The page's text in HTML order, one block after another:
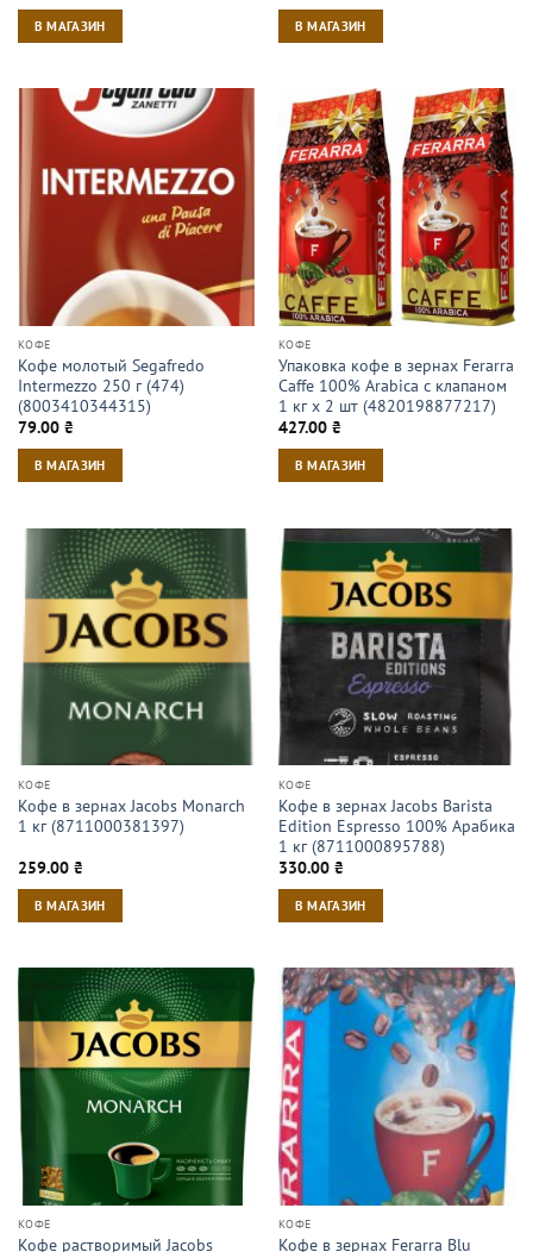
В МАГАЗИН В МАГАЗИН
КОФЕ
Кофе молотый Segafredo
Intermezzo 250 г (474)
(8003410344315)
79.00 ₴
В МАГАЗИН
КОФЕ
Упаковка кофе в зернах Ferarra
Caffe 100% Arabica с клапаном
1 кг х 2 шт (4820198877217)
427.00 ₴
В МАГАЗИН
КОФЕ
Кофе в зернах Jacobs Monarch
1 кг (8711000381397)
259.00 ₴
В МАГАЗИН
КОФЕ
Кофе в зернах Jacobs Barista
Edition Espresso 100% Арабика
1 кг (8711000895788)
330.00 ₴
В МАГАЗИН
КОФЕ
Кофе растворимый Jacobs
КОФЕ
Кофе в зернах Ferarra Blu